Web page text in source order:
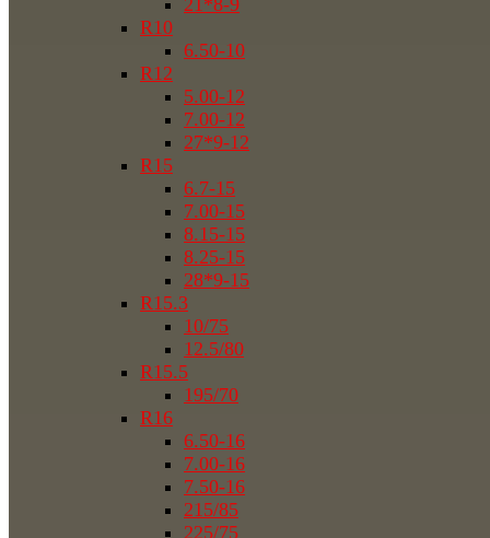
21*8-9
R10
6.50-10
R12
5.00-12
7.00-12
27*9-12
R15
6.7-15
7.00-15
8.15-15
8.25-15
28*9-15
R15.3
10/75
12.5/80
R15.5
195/70
R16
6.50-16
7.00-16
7.50-16
215/85
225/75